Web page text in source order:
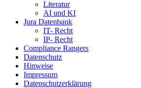
Literatur
AI und KI
Jura Datenbank
IT- Recht
IP- Recht
Compliance Rangers
Datenschutz
Hinweise
Impressum
Datenschutzerklärung